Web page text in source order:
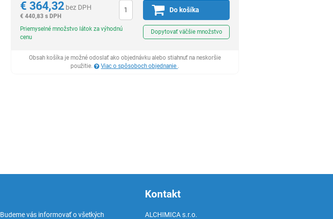
€364,32 bez DPH
€ 440,83 s DPH
Ks
Do košíka
Priemyselné množstvo látok za výhodnú
cenu
Dopytovať väčšie množstvo
Obsah košíka je možné odoslať ako objednávku alebo stiahnuť na neskoršie
použitie.
Viac o spôsoboch objednanie .
Budeme vás informovať o všetkých
Kontakt
ALCHIMICA s.r.o.